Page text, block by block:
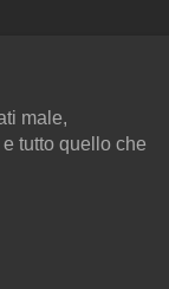
male,
tutto quello che